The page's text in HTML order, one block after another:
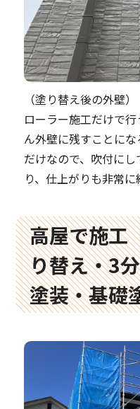
（塗り替え後の外壁）
ローラー施工だけで
ん外壁に残すことに
だけなので、吹付に
り、仕上がりも非常に
高屋で施工
り替え・3
塗装・基礎